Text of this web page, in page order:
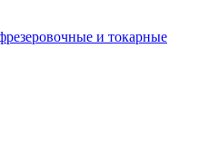
и токарные